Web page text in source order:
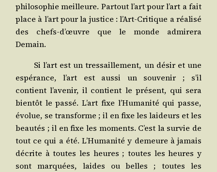
phi­lo­so­phie meilleure. Par­tout l’art pour l’art a fait
place à l’art pour la jus­tice : l’Art-Critique a réa­li­sé
des chefs‑d’œuvre que le monde admi­re­ra
Demain.
Si l’art est un tres­saille­ment, un désir et une
espé­rance, l’art est aus­si un sou­ve­nir ; s’il
contient l’avenir, il contient le pré­sent, qui sera
bien­tôt le pas­sé. L’art fixe l’Humanité qui passe,
évo­lue, se trans­forme ; il en fixe les lai­deurs et les
beau­tés ; il en fixe les moments. C’est la sur­vie de
tout ce qui a été. L’Humanité y demeure à jamais
décrite à toutes les heures ; toutes les heures y
sont mar­quées, laides ou belles ; toutes les